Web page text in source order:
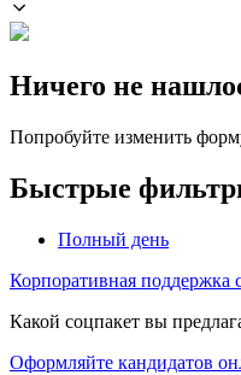
Ничего не
Попробуйте изменить
Быстрые
Полный день
Корпоративная поддержка
Какой соцпакет вы
Оформляйте кандидатов